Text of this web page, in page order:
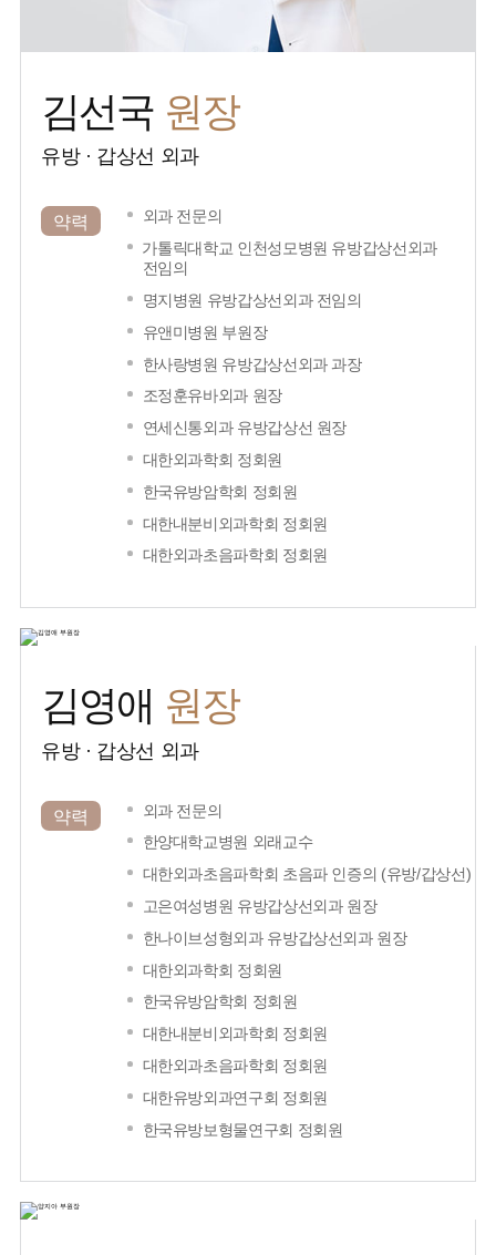
김선국 원장
유방 · 갑상선 외과
약력 외과 전문의
가톨릭대학교 인천성모병원 유방갑상선외과
전임의
명지병원 유방갑상선외과 전임의
유앤미병원 부원장
한사랑병원 유방갑상선외과 과장
조정훈유바외과 원장
연세신통외과 유방갑상선 원장
대한외과학회 정회원
한국유방암학회 정회원
대한내분비외과학회 정회원
대한외과초음파학회 정회원
김영애 원장
유방 · 갑상선 외과
약력 외과 전문의
한양대학교병원 외래교수
대한외과초음파학회 초음파 인증의 (유방/갑상선)
고은여성병원 유방갑상선외과 원장
한나이브성형외과 유방갑상선외과 원장
대한외과학회 정회원
한국유방암학회 정회원
대한내분비외과학회 정회원
대한외과초음파학회 정회원
대한유방외과연구회 정회원
한국유방보형물연구회 정회원